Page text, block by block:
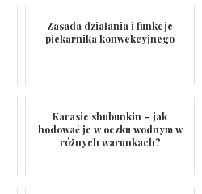
Zasada działania i funkcje
piekarnika konwekcyjnego
Karasie shubunkin – jak
hodować je w oczku wodnym w
różnych warunkach?